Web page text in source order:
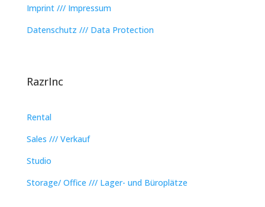
Imprint /// Impressum
Datenschutz /// Data Protection
RazrInc
Rental
Sales /// Verkauf
Studio
Storage/ Office /// Lager- und Büroplätze